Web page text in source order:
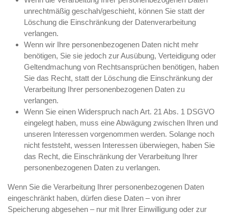
unrechtmäßig geschah/geschieht, können Sie statt der
Löschung die Einschränkung der Datenverarbeitung
verlangen.
Wenn wir Ihre personenbezogenen Daten nicht mehr
benötigen, Sie sie jedoch zur Ausübung, Verteidigung oder
Geltendmachung von Rechtsansprüchen benötigen, haben
Sie das Recht, statt der Löschung die Einschränkung der
Verarbeitung Ihrer personenbezogenen Daten zu
verlangen.
Wenn Sie einen Widerspruch nach Art. 21 Abs. 1 DSGVO
eingelegt haben, muss eine Abwägung zwischen Ihren und
unseren Interessen vorgenommen werden. Solange noch
nicht feststeht, wessen Interessen überwiegen, haben Sie
das Recht, die Einschränkung der Verarbeitung Ihrer
personenbezogenen Daten zu verlangen.
Wenn Sie die Verarbeitung Ihrer personenbezogenen Daten
eingeschränkt haben, dürfen diese Daten – von ihrer
Speicherung abgesehen – nur mit Ihrer Einwilligung oder zur